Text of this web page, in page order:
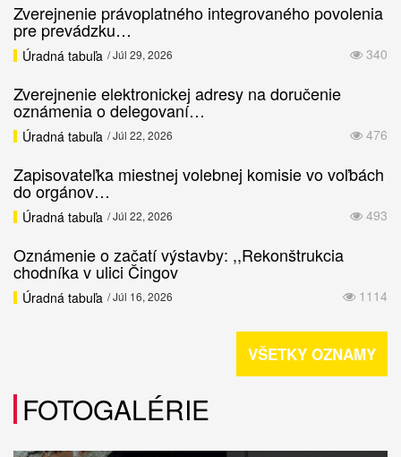
Zverejnenie právoplatného integrovaného povolenia
pre prevádzku…
340
Úradná tabuľa / Júl 29, 2026
Zverejnenie elektronickej adresy na doručenie
oznámenia o delegovaní…
476
Úradná tabuľa / Júl 22, 2026
Zapisovateľka miestnej volebnej komisie vo voľbách
do orgánov…
493
Úradná tabuľa / Júl 22, 2026
Oznámenie o začatí výstavby: ,,Rekonštrukcia
chodníka v ulici Čingov
1114
Úradná tabuľa / Júl 16, 2026
VŠETKY OZNAMY
FOTOGALÉRIE